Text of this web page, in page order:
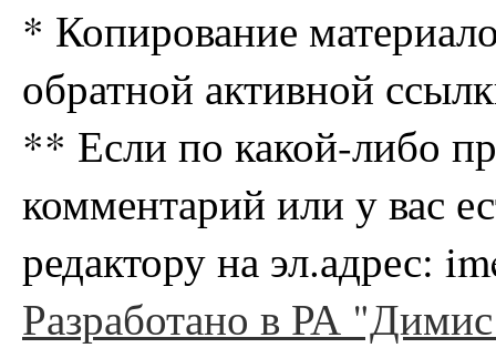
* Копирование
обратной активной
** Если по какой-либо
комментарий или у вас
редактору на эл.адрес:
Разработано в РА